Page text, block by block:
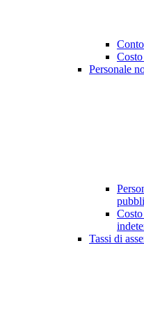
Personale
Tassi di